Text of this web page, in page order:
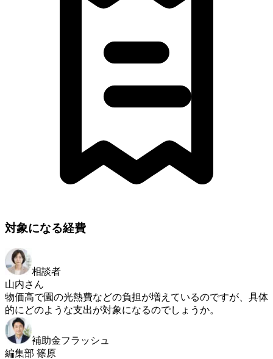
対象になる経費
相談者
山内さん
物価高で園の光熱費などの負担が増えているのですが、具体
的にどのような支出が対象になるのでしょうか。
補助金フラッシュ
編集部 篠原